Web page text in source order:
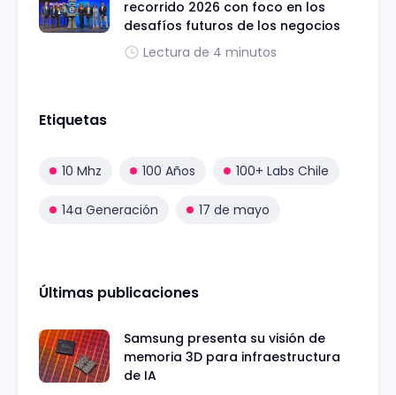
recorrido 2026 con foco en los
desafíos futuros de los negocios
Lectura de 4 minutos
Etiquetas
10 Mhz 100 Años 100+ Labs Chile
14a Generación 17 de mayo
Últimas publicaciones
Samsung presenta su visión de
memoria 3D para infraestructura
de IA